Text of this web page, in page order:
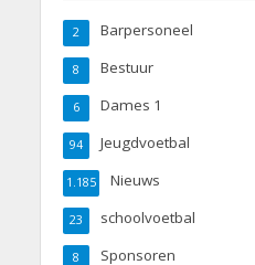
Barpersoneel
2
Bestuur
8
Dames 1
6
Jeugdvoetbal
94
Nieuws
1.185
schoolvoetbal
23
Sponsoren
8